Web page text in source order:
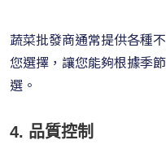
蔬菜批發商通常提供各種
您選擇，讓您能夠根據季
選。
4. 品質控制